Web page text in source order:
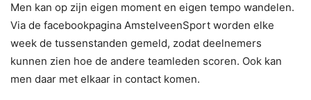
Men kan op zijn eigen moment en eigen tempo wandelen.
Via de facebookpagina AmstelveenSport worden elke
week de tussenstanden gemeld, zodat deelnemers
kunnen zien hoe de andere teamleden scoren. Ook kan
men daar met elkaar in contact komen.